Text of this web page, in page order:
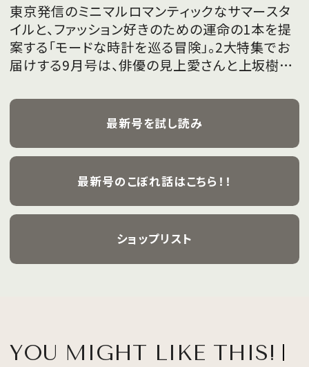
東京発信のミニマルロマンティックなサマースタ
イルと、ファッション好きのための運命の1本を提
案する「モードな時計を巡る冒険」。2大特集でお
届けする9月号は、俳優の見上愛さんと上坂樹里
飾ります。
最新号を試し読み
最新号のこぼれ話はこちら！！
ショップリスト
YOU MIGHT LIKE THIS!